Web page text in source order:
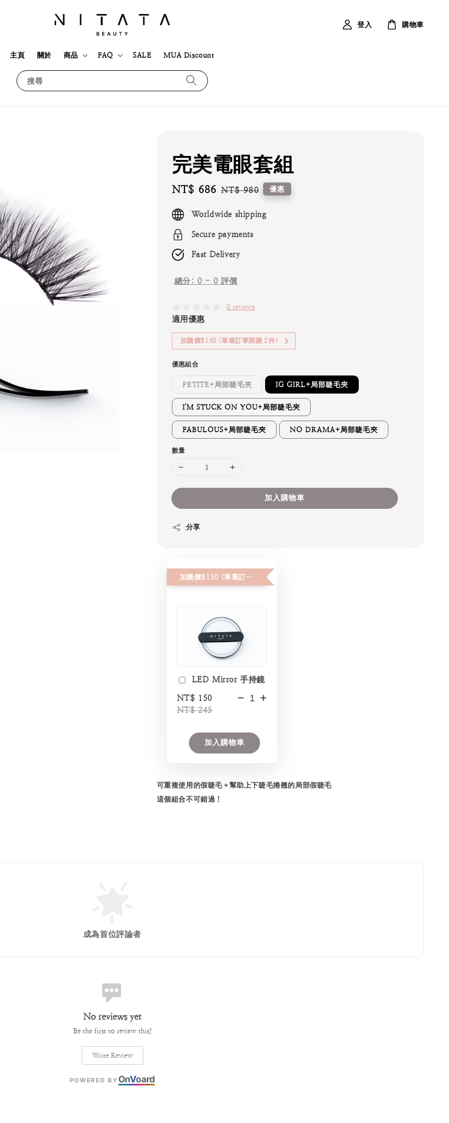
搜尋
主頁 關於 商品 FAQ SALE MUA Discount
登入 購物車
完美電眼套組
Sale
NT$ 686 Regular
NT$ 980 優惠
Worldwide shipping
Secure payments
Fast Delivery
總分:0 - 0 評價
0 reviews
適用優惠
加購價$150 (單筆訂單限購２件)
優惠組合
PETITE+局部睫毛夾 IG GIRL+局部睫毛夾
I'M STUCK ON YOU+局部睫毛夾
FABULOUS+局部睫毛夾 NO DRAMA+局部睫毛夾
數量
加入購物車
分享
加購價$150 (單筆訂單限購２件)
LED Mirror 手持鏡
NT$ 150
NT$ 245
- +
加入購物車
可重複使用的假睫毛＋幫助上下睫毛捲翹的局部假睫毛
這個組合不可錯過！
成為首位評論者
No reviews yet
Be the first to review this!
Write Review
POWERED BY OnVoard